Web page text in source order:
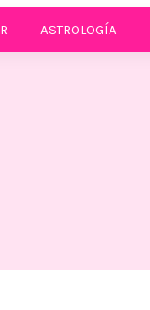
ASTROLOGÍA